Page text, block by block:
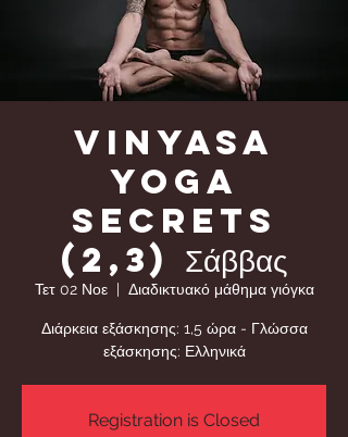
Vinyasa
Yoga
Secrets
(2,3) Σάββας
Τετ 02 Νοε
  |
Διαδικτυακό μάθημα γιόγκα
Διάρκεια εξάσκησης: 1,5 ώρα - Γλώσσα
εξάσκησης: Ελληνικά
Registration is Closed